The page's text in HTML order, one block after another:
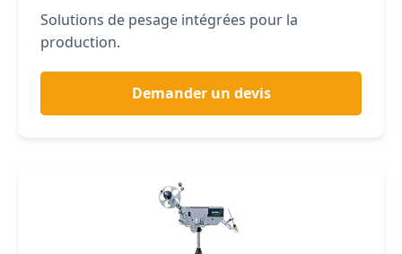
Solutions de pesage intégrées pour la
production.
Demander un devis